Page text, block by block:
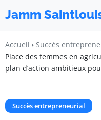
Jamm
Accueil
Succès
Place des femmes en
plan d’action ambitieux
Succès entrepreneurial